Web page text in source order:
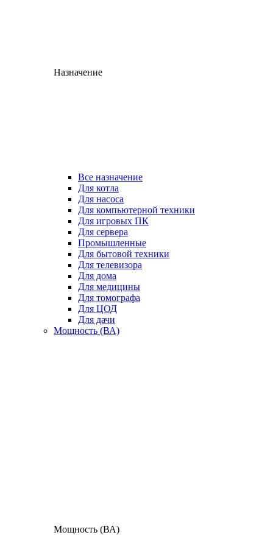
Назначение
Все назначение
Для котла
Для насоса
Для компьютерной техники
Для игровых ПК
Для сервера
Промышленные
Для бытовой техники
Для телевизора
Для дома
Для медицины
Для томографа
Для ЦОД
Для дачи
Мощность (ВА)
Мощность (ВА)